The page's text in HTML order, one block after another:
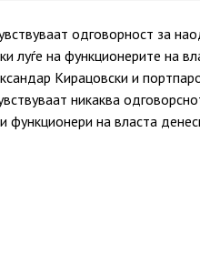
одговорност за
луѓе на функционерите на
Кирацовски и
никаква
функционери на власта